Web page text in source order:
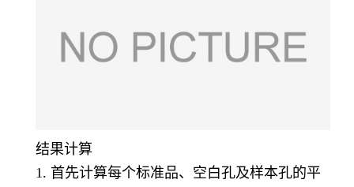
结果计算
1. 首先计算每个标准品、空白孔及样本孔的平